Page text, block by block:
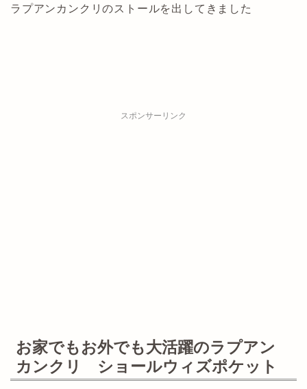
ラプアンカンクリのストールを出してきました
スポンサーリンク
お家でもお外でも大活躍のラプアン
カンクリ ショールウィズポケット